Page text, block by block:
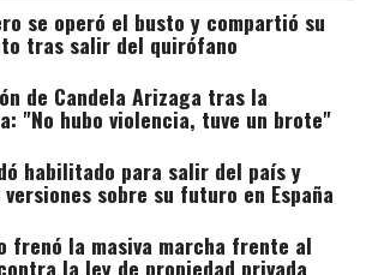
se operó el busto y compartió su
tras salir del quirófano
de Candela Arizaga tras la
"No hubo violencia, tuve un brote"
habilitado para salir del país y
sobre su futuro en España
frenó la masiva marcha frente al
la ley de propiedad privada